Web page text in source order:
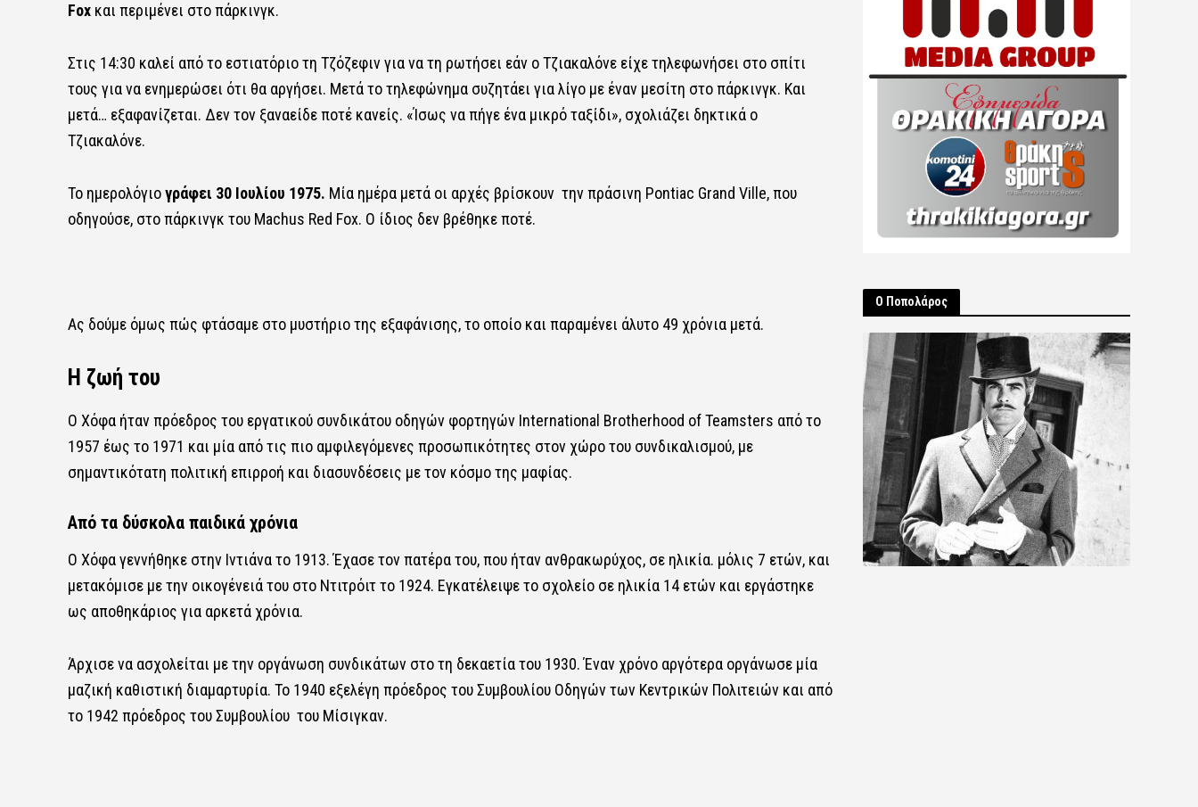
Foxκαι περιμένει στο πάρκινγκ.
Στις 14:30 καλεί από το εστιατόριο τη Τζόζεφιν για να τη ρωτήσει εάν ο Τζιακαλόνε είχε τηλεφωνήσει στο σπίτι
τους για να ενημερώσει ότι θα αργήσει. Μετά το τηλεφώνημα συζητάει για λίγο με έναν μεσίτη στο πάρκινγκ. Και
μετά… εξαφανίζεται. Δεν τον ξαναείδε ποτέ κανείς. «Ίσως να πήγε ένα μικρό ταξίδι», σχολιάζει δηκτικά ο
Τζιακαλόνε.
Το ημερολόγιογράφει 30 Ιουλίου 1975. Μία ημέρα μετά οι αρχές βρίσκουν την πράσινη Pontiac Grand Ville, που
οδηγούσε, στο πάρκινγκ του Machus Red Fox. Ο ίδιος δεν βρέθηκε ποτέ.
Ας δούμε όμως πώς φτάσαμε στο μυστήριο της εξαφάνισης, το οποίο και παραμένει άλυτο 49 χρόνια μετά.
Η ζωή του
Ο Χόφα ήταν πρόεδρος του εργατικού συνδικάτου οδηγών φορτηγών International Brotherhood of Teamsters από το
1957 έως το 1971 και μία από τις πιο αμφιλεγόμενες προσωπικότητες στον χώρο του συνδικαλισμού, με
σημαντικότατη πολιτική επιρροή και διασυνδέσεις με τον κόσμο της μαφίας.
Από τα δύσκολα παιδικά χρόνια
Ο Χόφα γεννήθηκε στην Ιντιάνα το 1913. Έχασε τον πατέρα του, που ήταν ανθρακωρύχος, σε ηλικία. μόλις 7 ετών, και
μετακόμισε με την οικογένειά του στο Ντιτρόιτ το 1924. Εγκατέλειψε το σχολείο σε ηλικία 14 ετών και εργάστηκε
ως αποθηκάριος για αρκετά χρόνια.
Άρχισε να ασχολείται με την οργάνωση συνδικάτων στο τη δεκαετία του 1930. Έναν χρόνο αργότερα οργάνωσε μία
μαζική καθιστική διαμαρτυρία. Το 1940 εξελέγη πρόεδρος του Συμβουλίου Οδηγών των Κεντρικών Πολιτειών και από
το 1942 πρόεδρος του Συμβουλίου του Μίσιγκαν.
Ο Ποπολάρος